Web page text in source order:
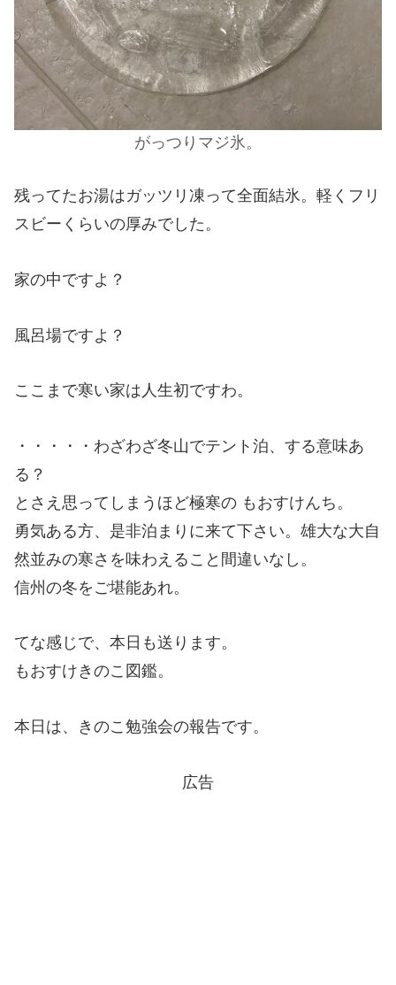
がっつりマジ氷。
残ってたお湯はガッツリ凍って全面結氷。軽くフリ
スビーくらいの厚みでした。
家の中ですよ？
風呂場ですよ？
ここまで寒い家は人生初ですわ。
・・・・・わざわざ冬山でテント泊、する意味あ
る？
とさえ思ってしまうほど極寒の もおすけんち。
勇気ある方、是非泊まりに来て下さい。雄大な大自
然並みの寒さを味わえること間違いなし。
信州の冬をご堪能あれ。
てな感じで、本日も送ります。
もおすけきのこ図鑑。
本日は、きのこ勉強会の報告です。
広告